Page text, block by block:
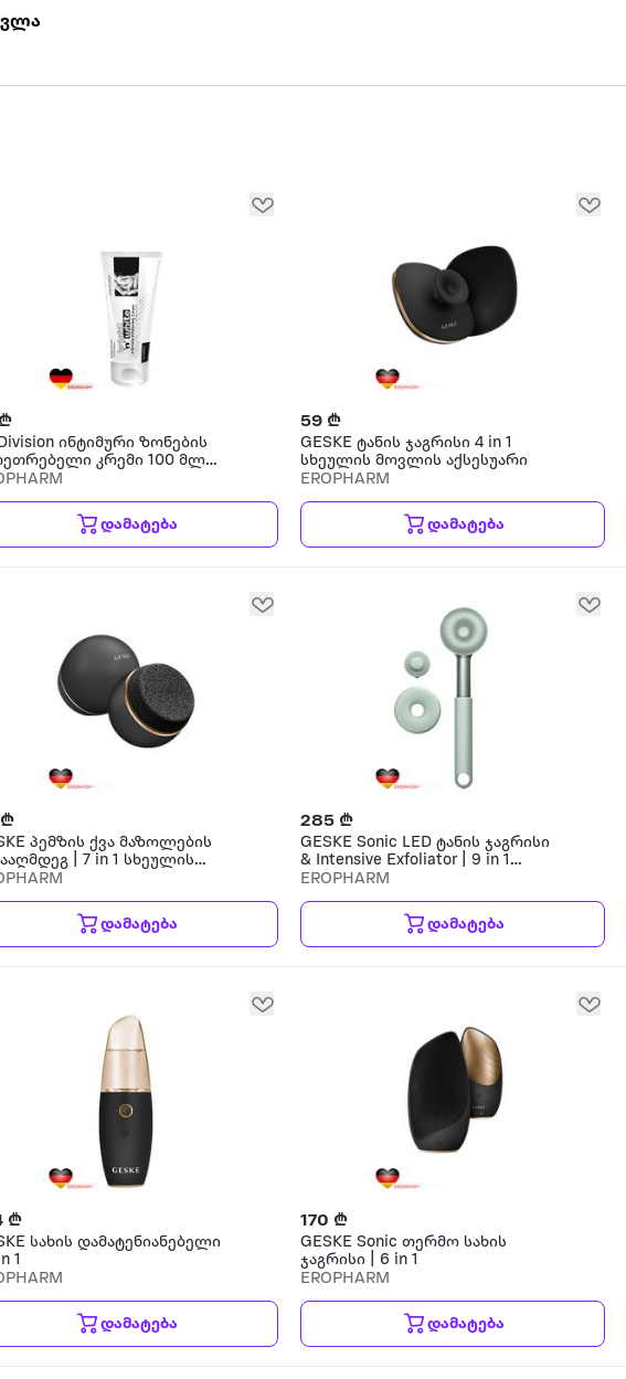
ინტიმური ზონების
კრემი 100 მლ
კრემი
დამატება
59 ₾
GESKE ტანის ჯაგრისი 4 in 1
სხეულის მოვლის აქსესუარი
EROPHARM
დამატება
პემზის ქვა მაზოლების
| 7 in 1 სხეულის
აქსესუარი
დამატება
285 ₾
GESKE Sonic LED ტანის ჯაგრისი
& Intensive Exfoliator | 9 in 1
სხეულის მოვლის აქსესუარი
EROPHARM
დამატება
₾
სახის დამატენიანებელი
1
დამატება
170 ₾
GESKE Sonic თერმო სახის
ჯაგრისი | 6 in 1
EROPHARM
დამატება